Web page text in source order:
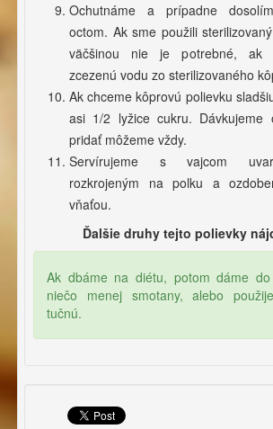
Ochutnáme a prípadne
octom. Ak sme použili
väčšinou nie je potrebné, ak
zcezenú vodu zo sterilizovaného
Ak chceme kôprovú polievku
asi 1/2 lyžice cukru. Dávkujeme
pridať môžeme vždy.
Servírujeme s vajcom
rozkrojeným na polku a
vňaťou.
Ďalšie druhy tejto polievky
Ak dbáme na diétu, potom dáme
niečo menej smotany, alebo
tučnú.